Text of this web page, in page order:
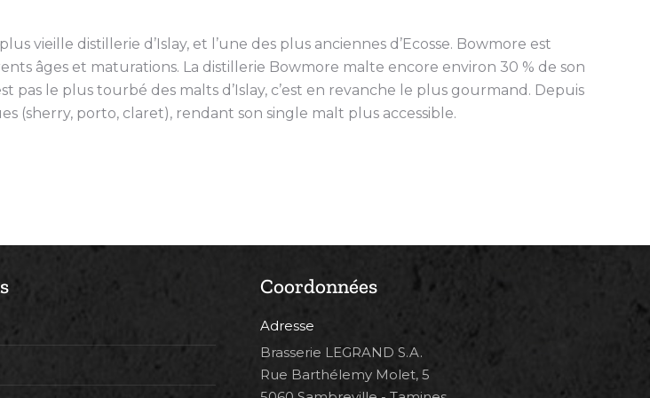
vieille distillerie d’Islay, et l’une des plus anciennes d’Ecosse. Bowmore est
âges et maturations. La distillerie Bowmore malte encore environ 30 % de son
pas le plus tourbé des malts d’Islay, c’est en revanche le plus gourmand. Depuis
(sherry, porto, claret), rendant son single malt plus accessible.
Coordonnées
Adresse
Brasserie LEGRAND S.A.
Rue Barthélemy Molet, 5